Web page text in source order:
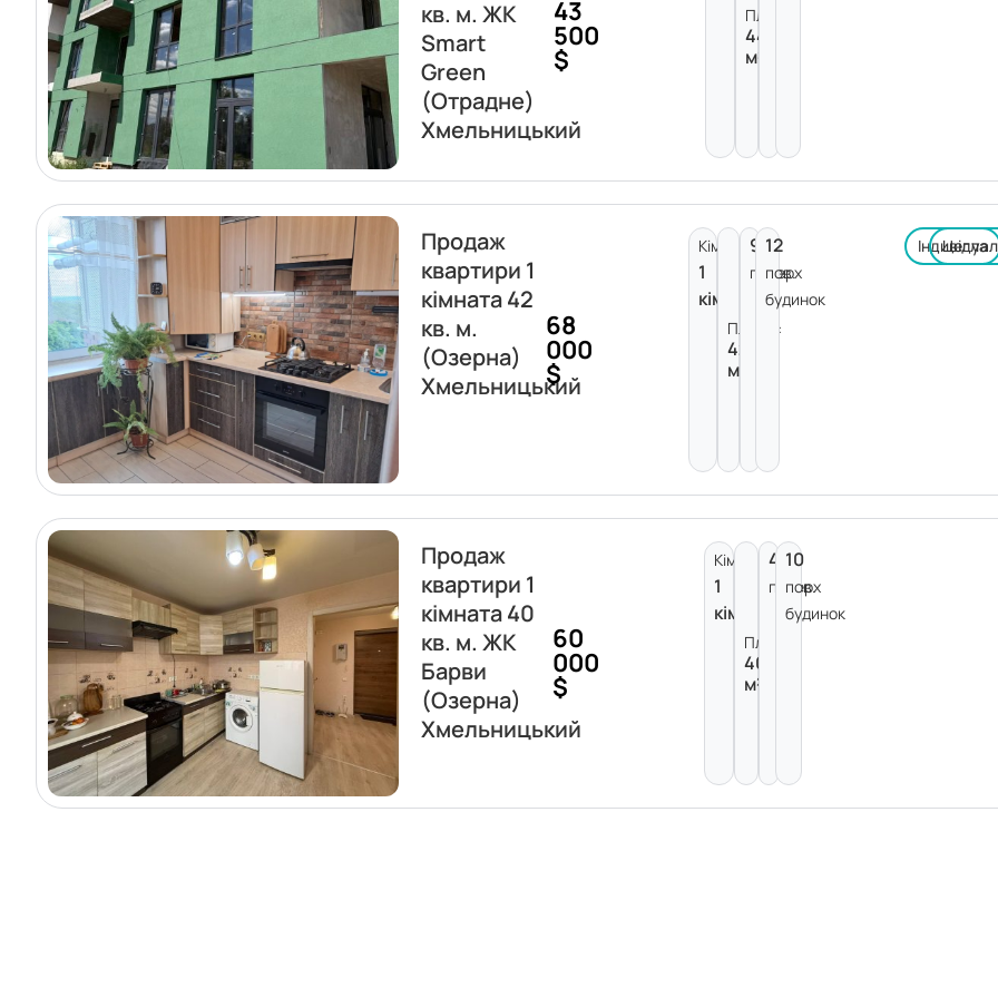
кв. м. ЖК
Smart
Green
(Отрадне)
Хмельницький
43
500
$
Площа:
44
м²
Продаж
квартири 1
кімната 42
кв. м.
(Озерна)
Хмельницький
68
000
$
Кімнат:
1
кімната
Площа:
42
м²
9
поверх
12
пов.
будинок
Цегла
Продаж
квартири 1
кімната 40
кв. м. ЖК
Барви
(Озерна)
Хмельницький
60
000
$
Кімнат:
1
кімната
Площа:
40
м²
4
поверх
10
пов.
будинок